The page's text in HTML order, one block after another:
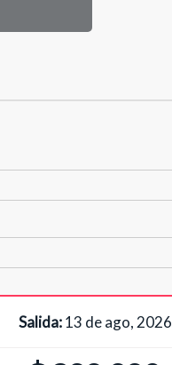
Salida:13 de ago, 2026